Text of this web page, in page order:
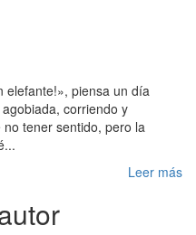
elefante!», piensa un día
corriendo y
tener sentido, pero la
Leer más